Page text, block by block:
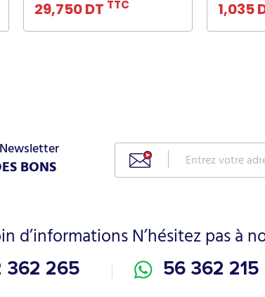
29,750 DT TTC 1,035
BONS
d’informations N’hésitez pas à
362 265 56 362 215